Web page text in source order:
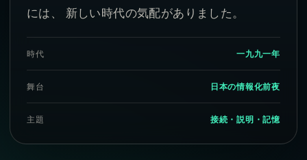
には、 新しい時代の気配がありました。
時代 一九九一年
舞台 日本の情報化前夜
主題 接続・説明・記憶